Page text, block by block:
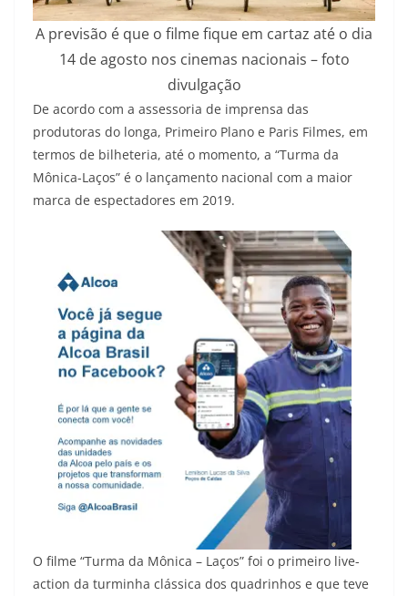
A previsão é que o filme fique em cartaz até o dia
14 de agosto nos cinemas nacionais – foto
divulgação
De acordo com a assessoria de imprensa das
produtoras do longa, Primeiro Plano e Paris Filmes, em
termos de bilheteria, até o momento, a “Turma da
Mônica-Laços” é o lançamento nacional com a maior
marca de espectadores em 2019.
O filme “Turma da Mônica – Laços” foi o primeiro live-
action da turminha clássica dos quadrinhos e que teve